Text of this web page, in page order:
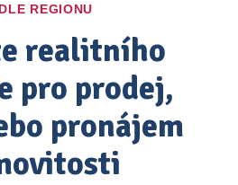
REGIONU
realitního
pro prodej,
pronájem